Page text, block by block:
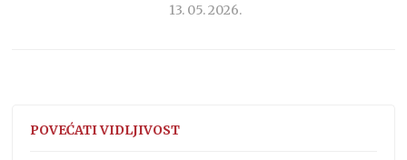
13. 05. 2026.
POVEĆATI VIDLJIVOST